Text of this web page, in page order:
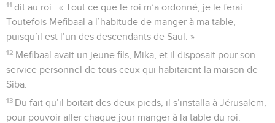
11 dit au roi : « Tout ce que le roi m’a ordonné, je le ferai.
Toutefois Mefibaal a l’habitude de manger à ma table,
puisqu’il est l’un des descendants de Saül. »
12 Mefibaal avait un jeune fils, Mika, et il disposait pour son
service personnel de tous ceux qui habitaient la maison de
Siba.
13 Du fait qu’il boitait des deux pieds, il s’installa à Jérusalem,
pour pouvoir aller chaque jour manger à la table du roi.